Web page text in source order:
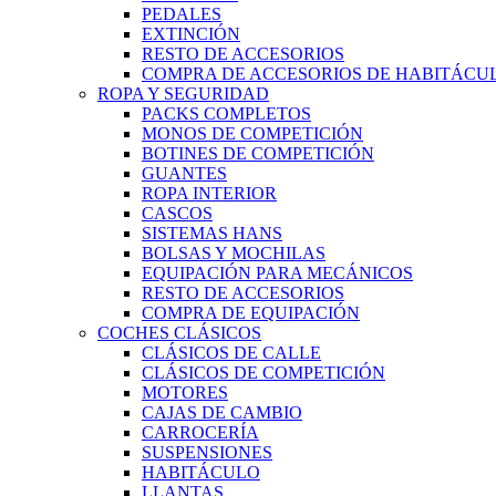
PEDALES
EXTINCIÓN
RESTO DE ACCESORIOS
COMPRA DE ACCESORIOS DE
ROPA Y SEGURIDAD
PACKS COMPLETOS
MONOS DE COMPETICIÓN
BOTINES DE COMPETICIÓN
GUANTES
ROPA INTERIOR
CASCOS
SISTEMAS HANS
BOLSAS Y MOCHILAS
EQUIPACIÓN PARA MECÁNICOS
RESTO DE ACCESORIOS
COMPRA DE EQUIPACIÓN
COCHES CLÁSICOS
CLÁSICOS DE CALLE
CLÁSICOS DE COMPETICIÓN
MOTORES
CAJAS DE CAMBIO
CARROCERÍA
SUSPENSIONES
HABITÁCULO
LLANTAS